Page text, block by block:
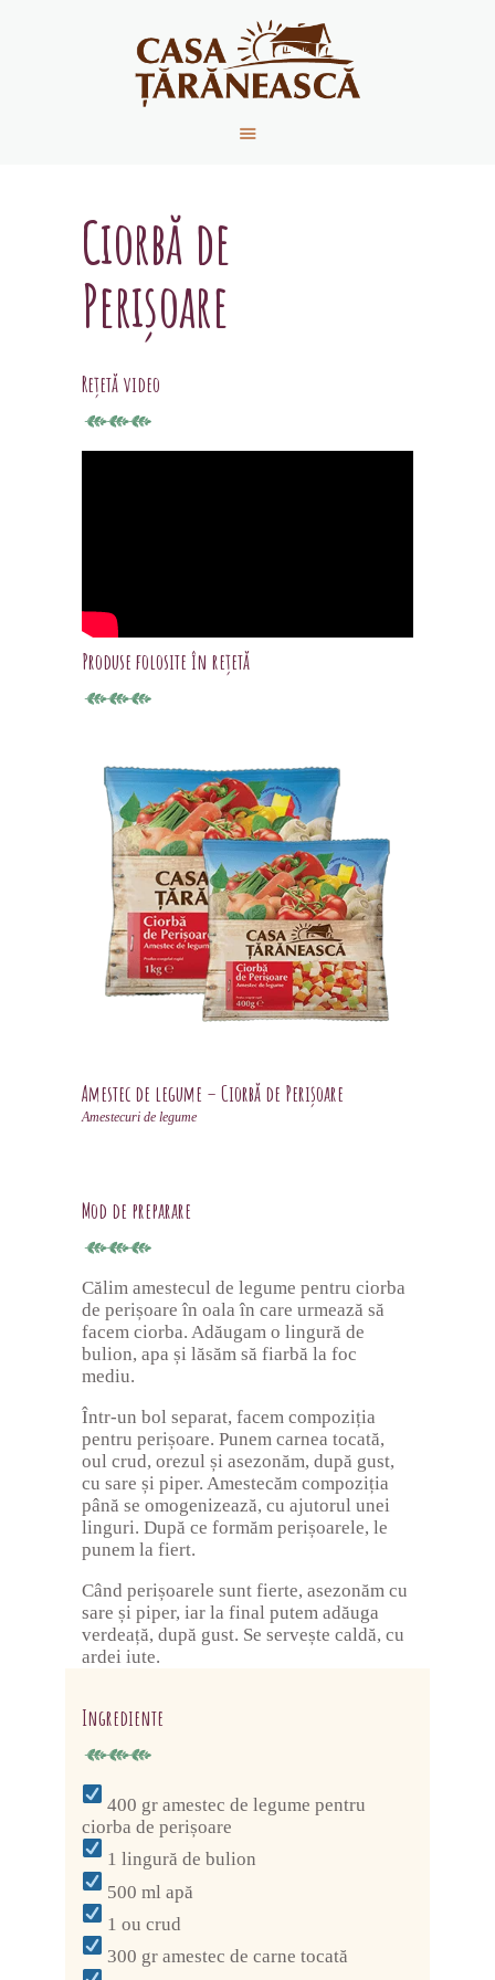
REȚETE
NOUTĂȚI
Ciorbă de
Perișoare
Rețetă video
Produse folosite în rețetă
Amestec de legume – Ciorbă de Perişoare
Amestecuri de legume
Mod de preparare
Călim amestecul de legume pentru ciorba
de perișoare în oala în care urmează să
facem ciorba. Adăugam o lingură de
bulion, apa și lăsăm să fiarbă la foc
mediu.
Într-un bol separat, facem compoziția
pentru perișoare. Punem carnea tocată,
oul crud, orezul și asezonăm, după gust,
cu sare și piper. Amestecăm compoziția
până se omogenizează, cu ajutorul unei
linguri. După ce formăm perișoarele, le
punem la fiert.
Când perișoarele sunt fierte, asezonăm cu
sare și piper, iar la final putem adăuga
verdeață, după gust. Se servește caldă, cu
ardei iute.
Ingrediente
400 gr amestec de legume pentru
ciorba de perișoare
1 lingură de bulion
500 ml apă
1 ou crud
300 gr amestec de carne tocată